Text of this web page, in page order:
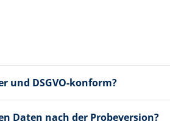
und DSGVO-konform?
Daten nach der Probeversion?